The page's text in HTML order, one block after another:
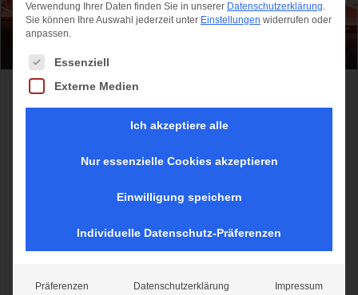
Tollwood Festival München
Presserundgang
Verwendung Ihrer Daten finden Sie in unserer Datenschutzerklärung.
Sie können Ihre Auswahl jederzeit unter Einstellungen widerrufen oder
anpassen.
Es folgt eine Liste der Service-Gruppen, für die eine Einwilligung
Essenziell
Externe Medien
Ich akzeptiere alle
Nur essenzielle Cookies akzeptieren
Einwilligung speichern
Individuelle Datenschutz-Präferenzen
Präferenzen Datenschutzerklärung Impressum